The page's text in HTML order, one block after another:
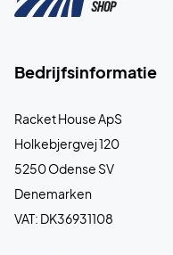
Bedrijfsinformatie
Racket House ApS
Holkebjergvej 120
5250 Odense SV
Denemarken
VAT: DK36931108